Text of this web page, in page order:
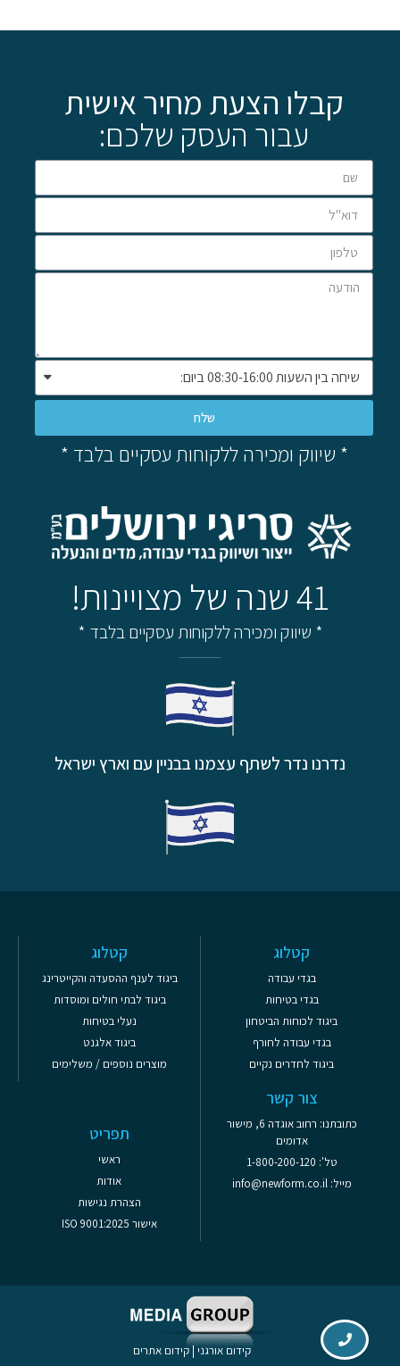
קבלו הצעת מחיר אישית
עבור העסק שלכם:
שלח
* שיווק ומכירה ללקוחות עסקיים בלבד *
41 שנה של מצויינות!
* שיווק ומכירה ללקוחות עסקיים בלבד *
נדרנו נדר לשתף עצמנו בבניין עם וארץ ישראל
קטלוג
בגדי עבודה
בגדי בטיחות
ביגוד לכוחות הביטחון
בגדי עבודה לחורף
ביגוד לחדרים נקיים
קטלוג
ביגוד לענף ההסעדה והקייטרינג
ביגוד לבתי חולים ומוסדות
נעלי בטיחות
ביגוד אלגנט
מוצרים נוספים / משלימים
צור קשר
כתובתנו: רחוב אוגדה 6, מישור
אדומים
טל': 1-800-200-120
מייל: info@newform.co.il
תפריט
ראשי
אודות
הצהרת נגישות
אישור ISO 9001:2025
קידום אורגני | קידום אתרים